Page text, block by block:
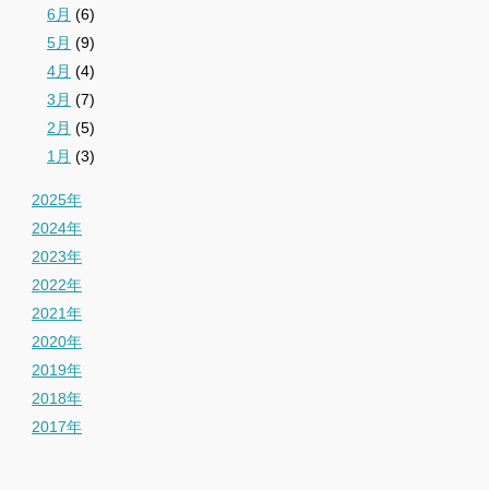
6月 (6)
5月 (9)
4月 (4)
3月 (7)
2月 (5)
1月 (3)
2025年
2024年
2023年
2022年
2021年
2020年
2019年
2018年
2017年